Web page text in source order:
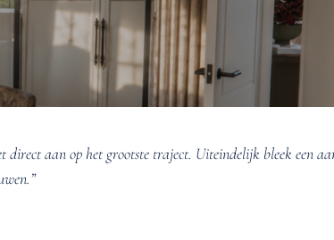
aan op het grootste traject. Uiteindelijk bleek een